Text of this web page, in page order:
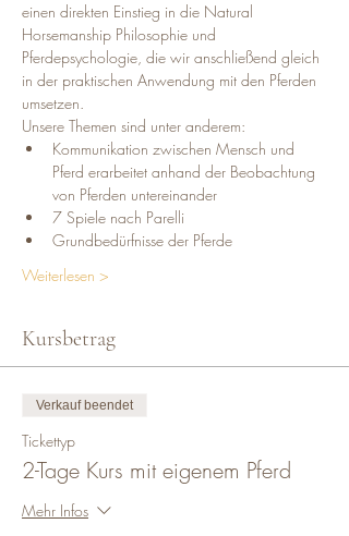
einen direkten Einstieg in die Natural
Horsemanship Philosophie und
Pferdepsychologie, die wir anschließend gleich
in der praktischen Anwendung mit den Pferden
umsetzen.
Unsere Themen sind unter anderem:
Kommunikation zwischen Mensch und
Pferd erarbeitet anhand der Beobachtung
von Pferden untereinander
7 Spiele nach Parelli
Grundbedürfnisse der Pferde
Weiterlesen >
Kursbetrag
Verkauf beendet
Tickettyp
2-Tage Kurs mit eigenem Pferd
Mehr Infos